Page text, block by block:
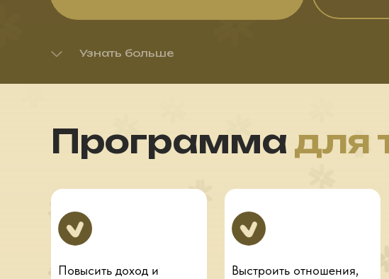
Узнать больше
Выстроить отношения,
Повысить доход и
Программа для